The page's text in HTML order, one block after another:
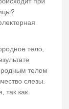
тело,
телом
слезы.
так как